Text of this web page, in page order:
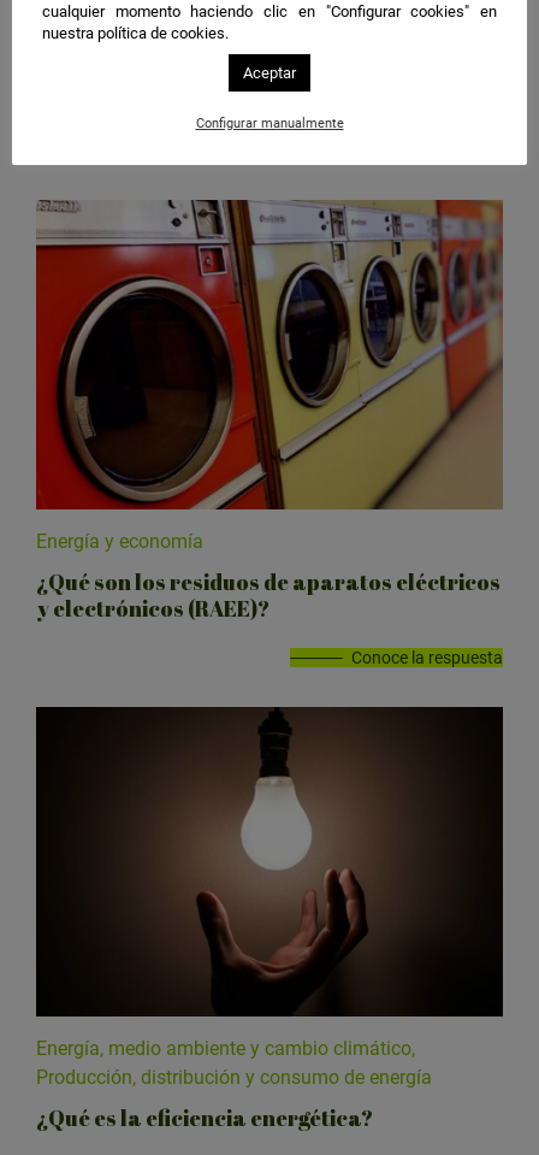
Curiosidades sobre energía
¿Cómo se inventó la primera pila?
Energía y economía
¿Qué son los residuos de aparatos eléctricos
y electrónicos (RAEE)?
Conoce la respuesta
Energía, medio ambiente y cambio climático,
Producción, distribución y consumo de energía
¿Qué es la eficiencia energética?
cualquier momento haciendo clic en "Configurar cookies" en
nuestra política de cookies.
Aceptar
Configurar manualmente